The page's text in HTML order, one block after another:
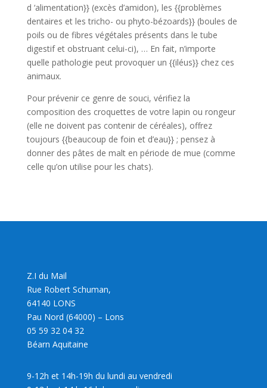
d ‘alimentation}} (excès d’amidon), les {{problèmes
dentaires et les tricho- ou phyto-bézoards}} (boules de
poils ou de fibres végétales présents dans le tube
digestif et obstruant celui-ci), … En fait, n’importe
quelle pathologie peut provoquer un {{iléus}} chez ces
animaux.
Pour prévenir ce genre de souci, vérifiez la
composition des croquettes de votre lapin ou rongeur
(elle ne doivent pas contenir de céréales), offrez
toujours {{beaucoup de foin et d’eau}} ; pensez à
donner des pâtes de malt en période de mue (comme
celle qu’on utilise pour les chats).
Z.I du Mail
Rue Robert Schuman,
64140 LONS
Pau Nord (64000) – Lons
05 59 32 04 32
Béarn Aquitaine
9-12h et 14h-19h du lundi au vendredi